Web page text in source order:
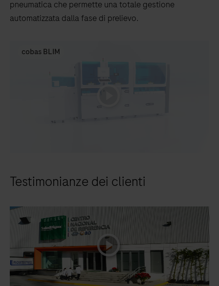
pneumatica che permette una totale gestione
automatizzata dalla fase di prelievo.
cobas BLIM
playicon
Testimonianze dei clienti
playicon